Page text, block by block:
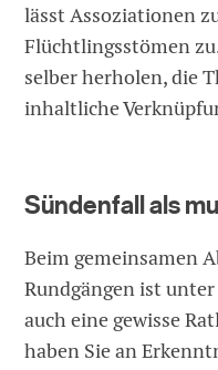
lässt Assoziationen
Flüchtlingsstömen
selber herholen, die
inhaltliche
Sündenfall als
Beim gemeinsamen
Rundgängen ist
auch eine gewisse
haben Sie an